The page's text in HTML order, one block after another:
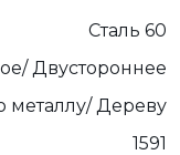
Сталь 60
Двустороннее
металлу/ Дереву
1591